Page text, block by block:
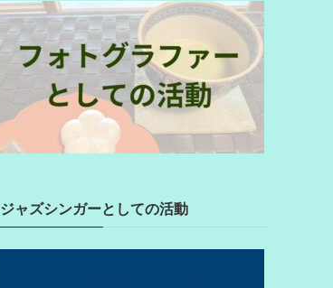
ジャズシンガーとしての活動